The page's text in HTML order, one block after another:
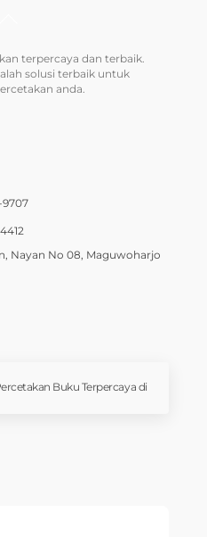
terpercaya dan terbaik.
solusi terbaik untuk
anda.
Nayan No 08, Maguwoharjo
Buku Terpercaya di